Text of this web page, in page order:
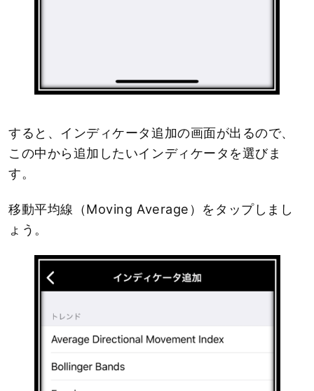
すると、インディケータ追加の画面が出るので、
この中から追加したいインディケータを選びま
す。
移動平均線（Moving Average）をタップしまし
ょう。